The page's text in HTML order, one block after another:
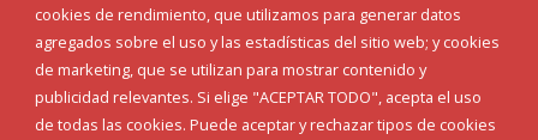
cookies de rendimiento, que utilizamos para generar datos
agregados sobre el uso y las estadísticas del sitio web; y cookies
de marketing, que se utilizan para mostrar contenido y
publicidad relevantes. Si elige "ACEPTAR TODO", acepta el uso
de todas las cookies. Puede aceptar y rechazar tipos de cookies
INICIAR SESIÓN
MAPA WEB